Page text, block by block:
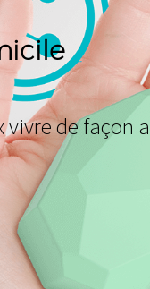
vivredefaçon a